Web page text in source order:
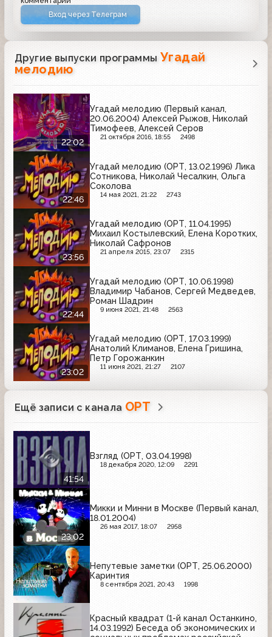
Вход через Телеграм
Другие выпуски программы Угадай
мелодию
22:02
Угадай мелодию (Первый канал,
20.06.2004) Алексей Рыжов, Николай
Тимофеев, Алексей Серов
21 октября 2016, 18:55 2498
22:46
Угадай мелодию (ОРТ, 13.02.1996) Лика
Сотникова, Николай Чесалкин, Ольга
Соколова
14 мая 2021, 21:22 2743
23:56
Угадай мелодию (ОРТ, 11.04.1995)
Михаил Костылевский, Елена Коротких,
Николай Сафронов
21 апреля 2015, 23:07 2315
22:44
Угадай мелодию (ОРТ, 10.06.1998)
Владимир Чабанов, Сергей Медведев,
Роман Шадрин
9 июня 2021, 21:48 2563
23:02
Угадай мелодию (ОРТ, 17.03.1999)
Анатолий Климанов, Елена Гришина,
Петр Горожанкин
11 июня 2021, 21:27 2107
Ещё записи с канала ОРТ
41:54
Взгляд (ОРТ, 03.04.1998)
18 декабря 2020, 12:09 2291
23:02
Микки и Минни в Москве (Первый канал,
18.01.2004)
26 мая 2017, 18:07 2958
Непутевые заметки (ОРТ, 25.06.2000)
Каринтия
8 сентября 2021, 20:43 1998
Красный квадрат (1-й канал Останкино,
14.03.1992) Беседа об экономических и